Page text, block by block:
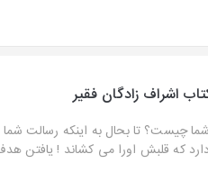
اشراف زادگان فقیر
چیست؟ تا بحال به اینکه رسالت
که قلبش اورا می کشاند ! یافتن